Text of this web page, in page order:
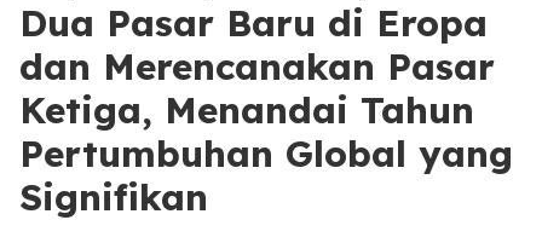
Dua Pasar Baru di Eropa
dan Merencanakan Pasar
Ketiga, Menandai Tahun
Pertumbuhan Global yang
Signifikan